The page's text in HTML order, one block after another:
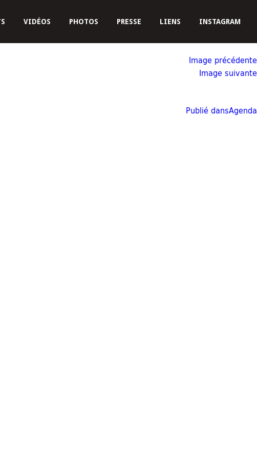
VIDÉOS PHOTOS PRESSE LIENS INSTAGRAM
Image précédente
Image suivante
Publié dansAgenda